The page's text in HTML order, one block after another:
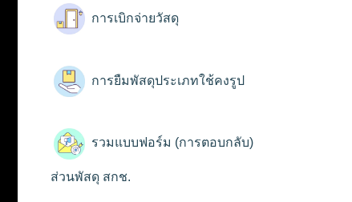
การเบิกจ่ายวัสดุ
การยืมพัสดุประเภทใช้คงรูป
รวมแบบฟอร์ม (การตอบกลับ)
ส่วนพัสดุ สกช.